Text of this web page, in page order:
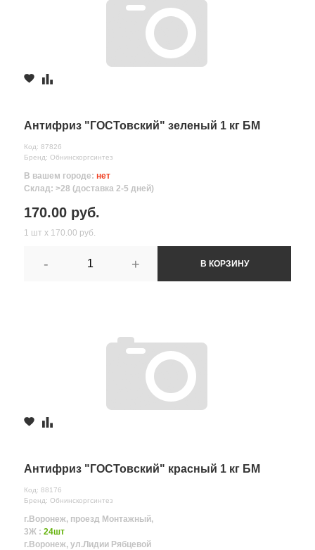
Антифриз "ГОСТовский" зеленый 1 кг БМ
Код: 87826
Бренд: Обнинскоргсинтез
В вашем городе: нет
Склад: >28 (доставка 2-5 дней)
170.00 руб.
1 шт х 170.00 руб.
- + В КОРЗИНУ
Антифриз "ГОСТовский" красный 1 кг БМ
Код: 88176
Бренд: Обнинскоргсинтез
г.Воронеж, проезд Монтажный,
3Ж : 24шт
г.Воронеж, ул.Лидии Рябцевой